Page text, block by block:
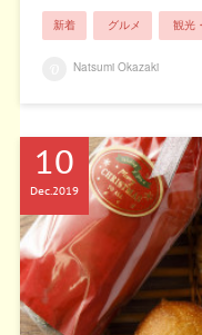
新着 グルメ 観光
Natsumi Okazaki
10
Dec2019